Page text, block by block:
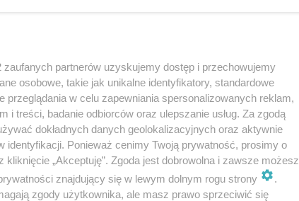
Skup Aut Samochodów Tczew i Okolice
ul. Tczewska 31, 83-032 Kolnik
Telefon:794430044
Kategoria:Handel i usługi
partnerów uzyskujemy dostęp i przechowujemy
osobowe, takie jak unikalne identyfikatory, standardowe
przeglądania w celu zapewniania spersonalizowanych reklam,
i treści, badanie odbiorców oraz ulepszanie usług. Za zgodą
dokładnych danych geolokalizacyjnych oraz aktywnie
Ponieważ cenimy Twoją prywatność, prosimy o
„Akceptuję”. Zgoda jest dobrowolna i zawsze możesz
znajdujący się w lewym dolnym rogu strony
.
zgody użytkownika, ale masz prawo sprzeciwić się